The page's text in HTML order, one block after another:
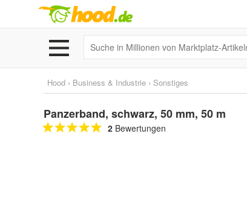
Hood › Business & Industrie › Sonstiges
Panzerband, schwarz, 50 mm, 50 m
2 Bewertungen